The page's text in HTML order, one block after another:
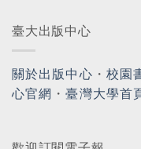
臺大出版中心
關於出版中心 ・ 校園
心官網 ・臺灣大學首